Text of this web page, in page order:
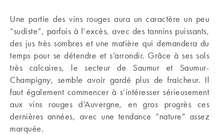
Une partie des vins rouges aura un caractère un peu
“sudiste”, parfois à l’excès, avec des tannins puissants,
des jus très sombres et une matière qui demandera du
temps pour se détendre et s’arrondir. Grâce à ses sols
très calcaires, le secteur de Saumur et Saumur-
Champigny, semble avoir gardé plus de fraîcheur. Il
faut également commencer à s’intéresser sérieusement
aux vins rouges d’Auvergne, en gros progrès ces
dernières années, avec une tendance “nature” assez
marquée.